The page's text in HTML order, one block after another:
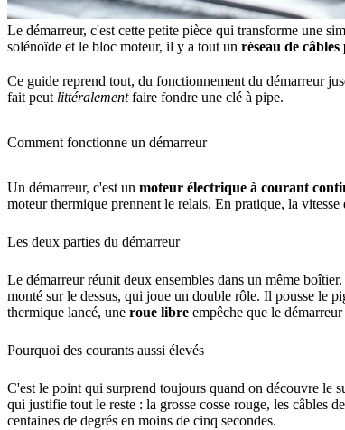
Le démarreur, c'est cette petite pièce qui transforme une
solénoïde et le bloc moteur, il y a tout un réseau de
Ce guide reprend tout, du fonctionnement du démarreur
fait peut littéralementfaire fondre une clé à pipe.
Comment fonctionne un démarreur
Un démarreur, c'est un moteur électrique à courant
moteur thermique prennent le relais. En pratique, la
Les deux parties du démarreur
Le démarreur réunit deux ensembles dans un même
monté sur le dessus, qui joue un double rôle. Il pousse le
thermique lancé, une roue libre empêche que le
Pourquoi des courants aussi élevés
C'est le point qui surprend toujours quand on découvre le
qui justifie tout le reste : la grosse cosse rouge, les câbles
centaines de degrés en moins de cinq secondes.